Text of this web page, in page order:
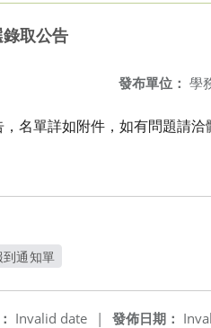
取公告
發布單位： 學
名單詳如附件，如有問題請洽
通知單
發佈日期：
Invalid date |